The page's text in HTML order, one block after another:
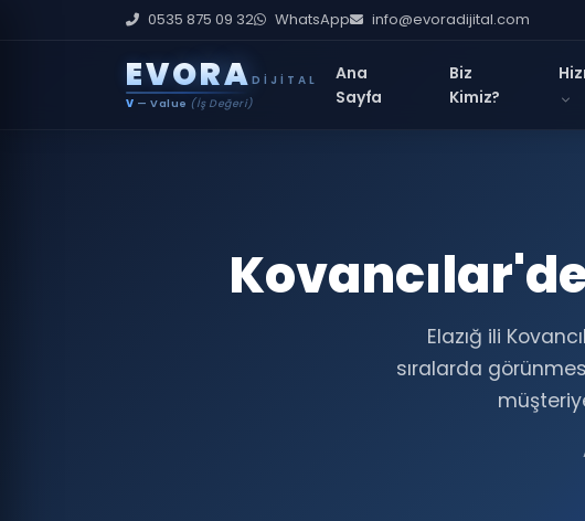
0535 875 09 32 WhatsApp info@evoradijital.com
EVORA DIJITAL
V — Value (İş Değeri)
Ana
Sayfa
Biz
Kimiz?
Elazığ ili
sıralarda